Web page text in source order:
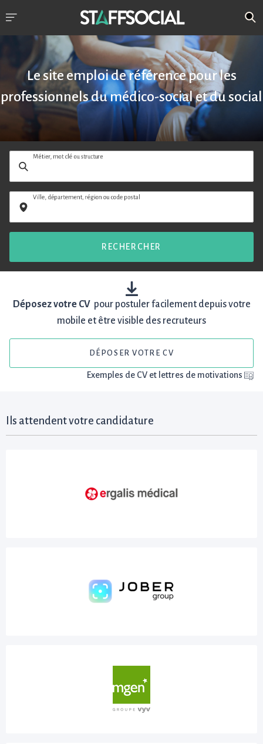
Le site emploi de référence pour les
professionnels du médico-social et du social
Métier, mot clé ou structure
Ville, département, région ou code postal
RECHERCHER
Déposez votre CVpour postuler facilement depuis votre
mobile et être visible des recruteurs
DÉPOSER VOTRE CV
Exemples de CV et lettres de motivations
Ils attendent votre candidature